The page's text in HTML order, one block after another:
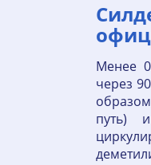
Менее
через
путь)